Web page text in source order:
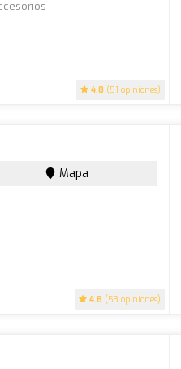
4.8 (51 opiniones)
4.8 (53 opiniones)
Mapa